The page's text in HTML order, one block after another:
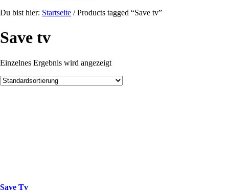
Du bist hier: Startseite /Products tagged “Save tv”
Save tv
Einzelnes Ergebnis wird angezeigt
Save Tv